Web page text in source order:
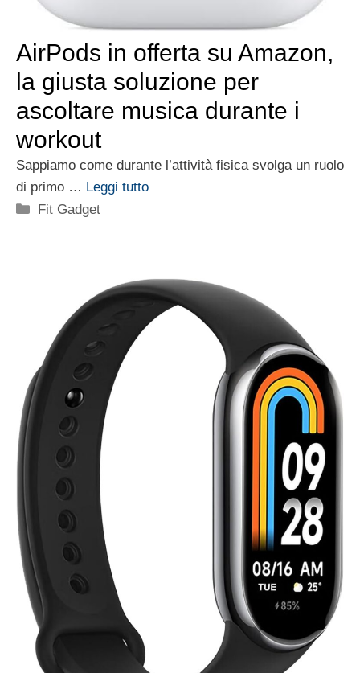
AirPods in offerta su Amazon,
la giusta soluzione per
ascoltare musica durante i
workout
Sappiamo come durante l’attività fisica svolga un ruolo
di primo … Leggi tutto
Categorie
Fit Gadget